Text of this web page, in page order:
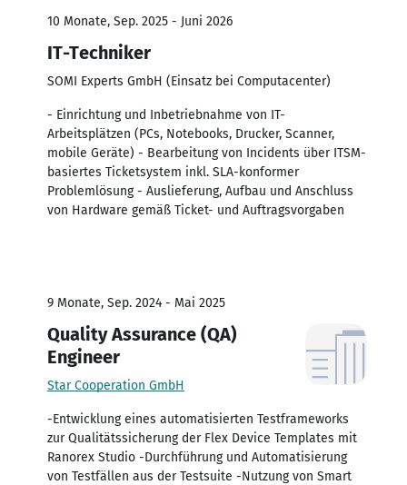
10 Monate, Sep. 2025 - Juni 2026
IT-Techniker
SOMI Experts GmbH (Einsatz bei Computacenter)
- Einrichtung und Inbetriebnahme von IT-
Arbeitsplätzen (PCs, Notebooks, Drucker, Scanner,
mobile Geräte) - Bearbeitung von Incidents über ITSM-
basiertes Ticketsystem inkl. SLA-konformer
Problemlösung - Auslieferung, Aufbau und Anschluss
von Hardware gemäß Ticket- und Auftragsvorgaben
9 Monate, Sep. 2024 - Mai 2025
Quality Assurance (QA)
Engineer
Star Cooperation GmbH
-Entwicklung eines automatisierten Testframeworks
zur Qualitätssicherung der Flex Device Templates mit
Ranorex Studio -Durchführung und Automatisierung
von Testfällen aus der Testsuite -Nutzung von Smart